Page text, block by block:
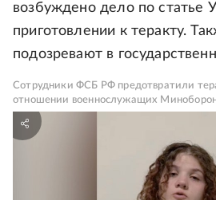
возбуждено дело по статье
приготовлении к теракту.
подозревают в
Сотрудники ФСБ РФ предотвратили
отношении военнослужащих